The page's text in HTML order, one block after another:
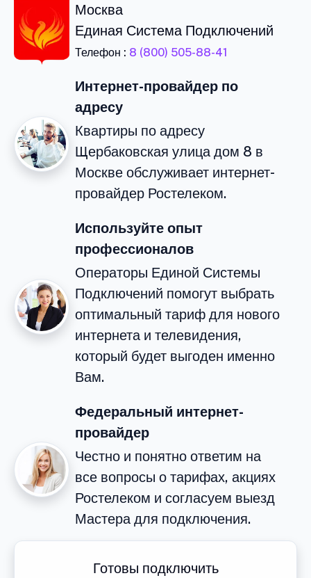
Москва
Единая Система Подключений
Телефон : 8 (800) 505-88-41
Интернет-провайдер по
адресу
Квартиры по адресу
Щербаковская улица дом 8 в
Москве обслуживает интернет-
провайдер Ростелеком.
Используйте опыт
профессионалов
Операторы Единой Системы
Подключений помогут выбрать
оптимальный тариф для нового
интернета и телевидения,
который будет выгоден именно
Вам.
Федеральный интернет-
провайдер
Честно и понятно ответим на
все вопросы о тарифах, акциях
Ростелеком и согласуем выезд
Мастера для подключения.
Готовы подключить